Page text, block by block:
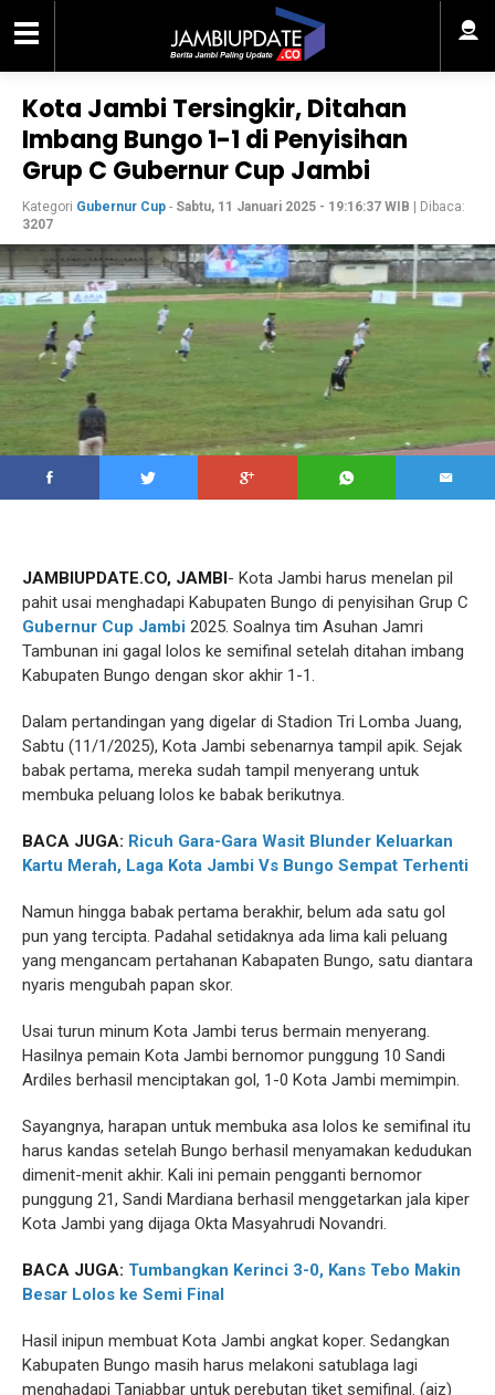
Kota Jambi Tersingkir, Ditahan
Imbang Bungo 1-1 di Penyisihan
Grup C Gubernur Cup Jambi
Kategori Gubernur Cup - Sabtu, 11 Januari 2025 - 19:16:37 WIB | Dibaca:
3207
JAMBIUPDATE.CO, JAMBI- Kota Jambi harus menelan pil
pahit usai menghadapi Kabupaten Bungo di penyisihan Grup C
Gubernur Cup Jambi 2025. Soalnya tim Asuhan Jamri
Tambunan ini gagal lolos ke semifinal setelah ditahan imbang
Kabupaten Bungo dengan skor akhir 1-1.
Dalam pertandingan yang digelar di Stadion Tri Lomba Juang,
Sabtu (11/1/2025), Kota Jambi sebenarnya tampil apik. Sejak
babak pertama, mereka sudah tampil menyerang untuk
membuka peluang lolos ke babak berikutnya.
BACA JUGA: Ricuh Gara-Gara Wasit Blunder Keluarkan
Kartu Merah, Laga Kota Jambi Vs Bungo Sempat Terhenti
Namun hingga babak pertama berakhir, belum ada satu gol
pun yang tercipta. Padahal setidaknya ada lima kali peluang
yang mengancam pertahanan Kabapaten Bungo, satu diantara
nyaris mengubah papan skor.
Usai turun minum Kota Jambi terus bermain menyerang.
Hasilnya pemain Kota Jambi bernomor punggung 10 Sandi
Ardiles berhasil menciptakan gol, 1-0 Kota Jambi memimpin.
Sayangnya, harapan untuk membuka asa lolos ke semifinal itu
harus kandas setelah Bungo berhasil menyamakan kedudukan
dimenit-menit akhir. Kali ini pemain pengganti bernomor
punggung 21, Sandi Mardiana berhasil menggetarkan jala kiper
Kota Jambi yang dijaga Okta Masyahrudi Novandri.
BACA JUGA: Tumbangkan Kerinci 3-0, Kans Tebo Makin
Besar Lolos ke Semi Final
Hasil inipun membuat Kota Jambi angkat koper. Sedangkan
Kabupaten Bungo masih harus melakoni satublaga lagi
menghadapi Tanjabbar untuk perebutan tiket semifinal. (aiz)